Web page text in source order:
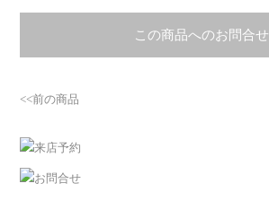
この商品へのお問合せ
<<前の商品